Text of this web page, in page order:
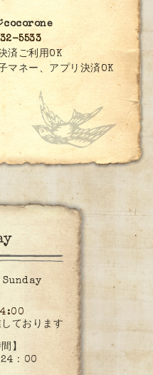
cocorone
5533
済ご利用OK
マネー、アプリ決済OK
ております
】
：00